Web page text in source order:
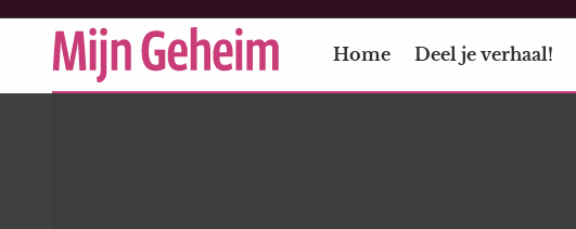
Home Deel je verhaal!